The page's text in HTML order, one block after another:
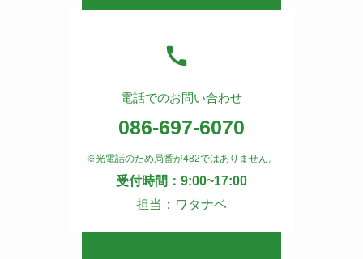
電話でのお問い合わせ
086-697-6070
※光電話のため局番が482ではありません。
受付時間：9:00~17:00
担当：ワタナベ